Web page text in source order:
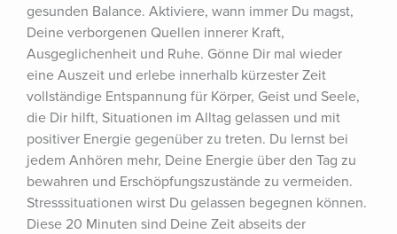
gesunden Balance. Aktiviere, wann immer Du magst,
Deine verborgenen Quellen innerer Kraft,
Ausgeglichenheit und Ruhe. Gönne Dir mal wieder
eine Auszeit und erlebe innerhalb kürzester Zeit
vollständige Entspannung für Körper, Geist und Seele,
die Dir hilft, Situationen im Alltag gelassen und mit
positiver Energie gegenüber zu treten. Du lernst bei
jedem Anhören mehr, Deine Energie über den Tag zu
bewahren und Erschöpfungszustände zu vermeiden.
Stresssituationen wirst Du gelassen begegnen können.
Diese 20 Minuten sind Deine Zeit abseits der